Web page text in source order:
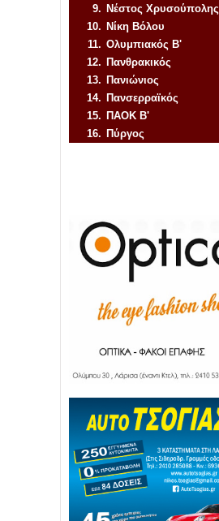
9. Νέστος Χρυσούπολης
10. Νίκη Βόλου
11. Ολυμπιακός Β'
12. Πανθρακικός
13. Πανιώνιος
14. Πανσερραϊκός
15. ΠΑΟΚ Β'
16. Πύργος